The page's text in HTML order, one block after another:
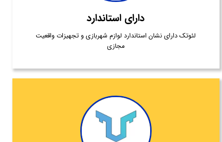
دارای استاندارد
لئوتک دارای نشان استاندارد لوازم شهربازی و تجهیزات واقعیت
مجازی